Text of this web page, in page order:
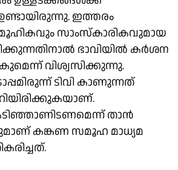
ഇത്തരം
സാംസ്കാരികവുമായ
ഭാവിയിൽ കർശന
വിശ്വസിക്കുന്നു.
ടിവി കാണുന്നത്
താൻ
കങ്കണ സമൂഹ മാധ്യമ